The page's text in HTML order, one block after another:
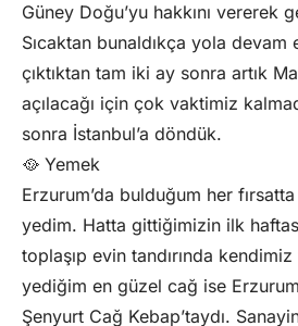
Güney Doğu’yu hakkını vererek
Sıcaktan bunaldıkça yola devam
çıktıktan tam iki ay sonra artık
açılacağı için çok vaktimiz
sonra İstanbul’a döndük.
🥘 Yemek
Erzurum’da bulduğum her
yedim. Hatta gittiğimizin ilk
toplaşıp evin tandırında kendimiz
yediğim en güzel cağ ise
Şenyurt Cağ Kebap’taydı.